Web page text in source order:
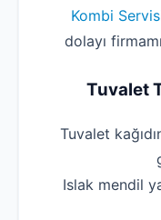
Kombi
dolayı
Tuvalet
‌Tuvalet
‌Islak mendil